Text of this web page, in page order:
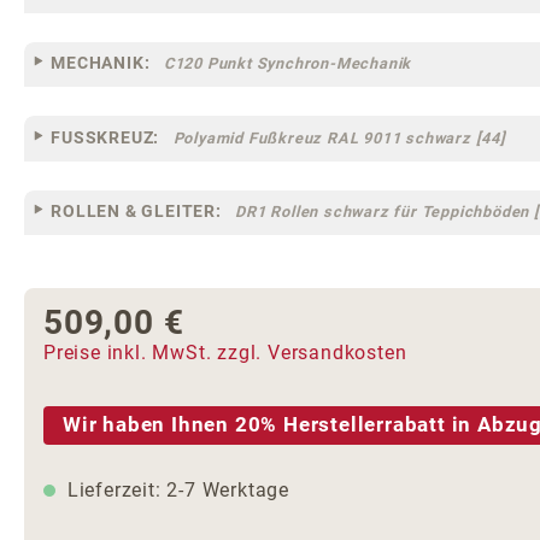
MECHANIK: C120 Punkt Synchron-Mechanik
FUSSKREUZ: Polyamid Fußkreuz RAL 9011 schwarz [44]
ROLLEN & GLEITER: DR1 Rollen schwarz für Teppichböden
Regulärer Preis:
509,00 €
Preise inkl. MwSt. zzgl. Versandkosten
Wir haben Ihnen 20% Herstellerrabatt in
Lieferzeit: 2-7 Werktage